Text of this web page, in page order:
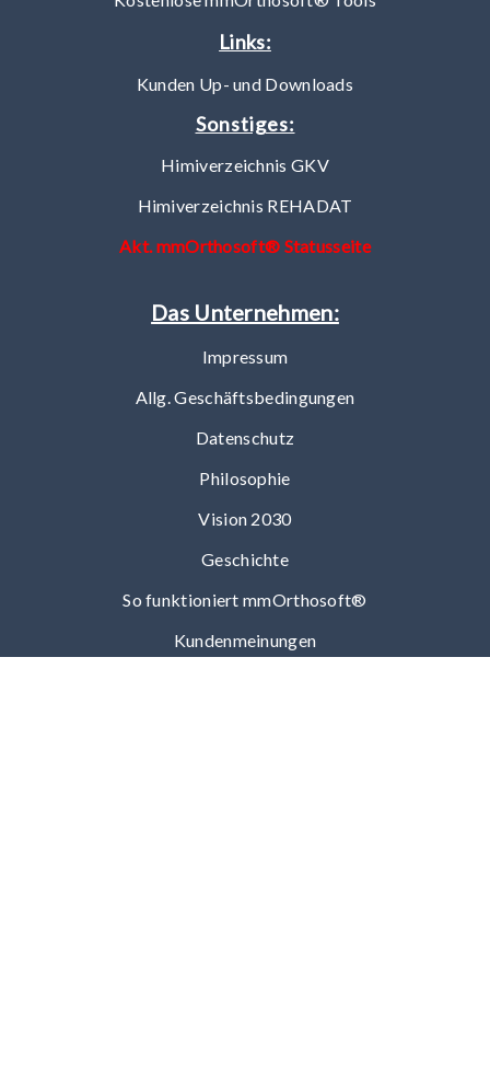
Links:
Kunden Up- und Downloads
Sonstiges:
Himiverzeichnis GKV
Himiverzeichnis REHADAT
Akt. mmOrthosoft® Statusseite
Das Unternehmen:
Impressum
Allg. Geschäftsbedingungen
Datenschutz
Philosophie
Vision 2030
Geschichte
So funktioniert mmOrthosoft®
Kundenmeinungen